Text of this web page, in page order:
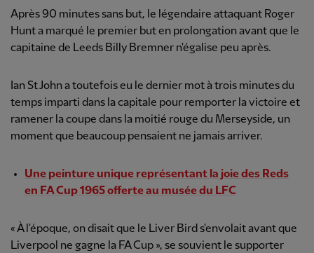
Après 90 minutes sans but, le légendaire attaquant Roger
Hunt a marqué le premier but en prolongation avant que le
capitaine de Leeds Billy Bremner n'égalise peu après.
Ian St John a toutefois eu le dernier mot à trois minutes du
temps imparti dans la capitale pour remporter la victoire et
ramener la coupe dans la moitié rouge du Merseyside, un
moment que beaucoup pensaient ne jamais arriver.
Une peinture unique représentant la joie des Reds
en FA Cup 1965 offerte au musée du LFC
« À l'époque, on disait que le Liver Bird s'envolait avant que
Liverpool ne gagne la FA Cup », se souvient le supporter